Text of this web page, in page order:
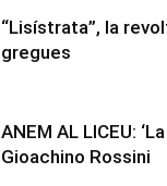
“Lisístrata”, la
gregues
ANEM AL LICEU:
Gioachino Rossini